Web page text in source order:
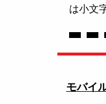
は小文
モバイ